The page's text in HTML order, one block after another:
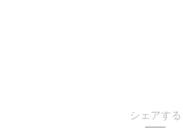
シェアする